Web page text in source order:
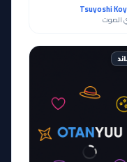
Tsuyoshi
الصوت